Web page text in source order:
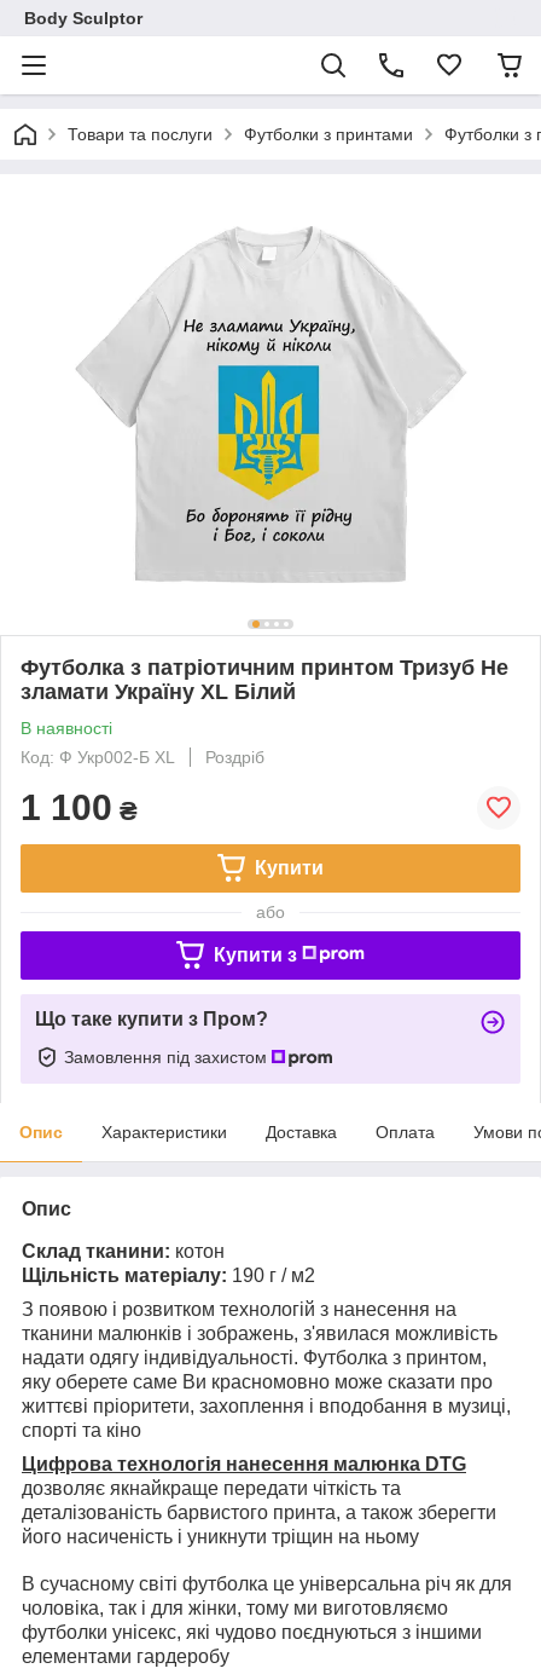
Body Sculptor
Товари та послуги Футболки з принтами Футболки з
Футболка з патріотичним принтом Тризуб Не
зламати Україну XL Білий
В наявності
Код: Ф Укр002-Б XL
Роздріб
1 100 ₴
Купити
або
Купити з
Що таке купити з Пром?
Замовлення під захистом
Опис Характеристики Доставка Оплата Умови
Опис
Склад тканини: котон
Щільність матеріалу: 190 г / м2
З появою і розвитком технологій з нанесення на
тканини малюнків і зображень, з'явилася можливість
надати одягу індивідуальності. Футболка з принтом,
яку оберете саме Ви красномовно може сказати про
життєві пріоритети, захоплення і вподобання в музиці,
спорті та кіно
Цифрова технологія нанесення малюнка DTG
дозволяє якнайкраще передати чіткість та
деталізованість барвистого принта, а також зберегти
його насиченість і уникнути тріщин на ньому
В сучасному світі футболка це універсальна річ як для
чоловіка, так і для жінки, тому ми виготовляємо
футболки унісекс, які чудово поєднуються з іншими
елементами гардеробу